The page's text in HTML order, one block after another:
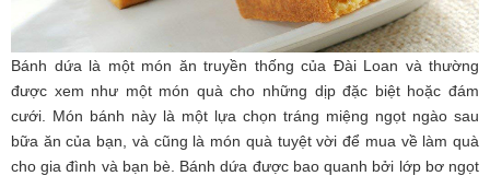
Bánh dứa là một món ăn truyền thống của Đài Loan và thường
được xem như một món quà cho những dịp đặc biệt hoặc đám
cưới. Món bánh này là một lựa chọn tráng miệng ngọt ngào sau
bữa ăn của bạn, và cũng là món quà tuyệt vời để mua về làm quà
cho gia đình và bạn bè. Bánh dứa được bao quanh bởi lớp bơ ngọt